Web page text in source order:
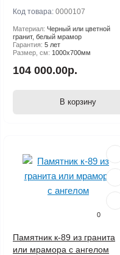
Код товара: 0000107
Материал: Черный или цветной
гранит, белый мрамор
Гарантия: 5 лет
Размер, см: 1000х700мм
104 000.00р.
В корзину
0
Памятник к-89 из гранита
или мрамора с ангелом